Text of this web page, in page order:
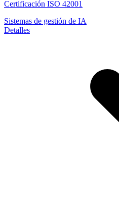
Certificación ISO 42001
Sistemas de gestión de IA
Detalles